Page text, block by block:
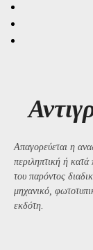
Απαγορεύεται η
περιληπτική ή
του παρόντος
μηχανικό,
εκδότη.